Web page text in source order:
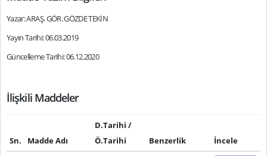
Yazar: ARAŞ. GÖR. GÖZDE TEKİN
Yayın Tarihi: 06.03.2019
Güncelleme Tarihi: 06.12.2020
İlişkili Maddeler
Sn. Madde Adı
D.Tarihi /
Ö.Tarihi
Benzerlik
İncele